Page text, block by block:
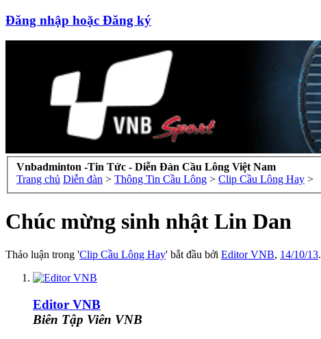
Đăng nhập hoặc Đăng ký
Vnbadminton -Tin Tức - Diễn Đàn Cầu Lông Việt Nam
Trang chủ Diễn đàn > Thông Tin Cầu Lông > Clip Cầu Lông Hay >
Chúc mừng sinh nhật Lin Dan
Thảo luận trong 'Clip Cầu Lông Hay' bắt đầu bởi Editor VNB, 14/10/13.
Editor VNB
Biên Tập Viên VNB